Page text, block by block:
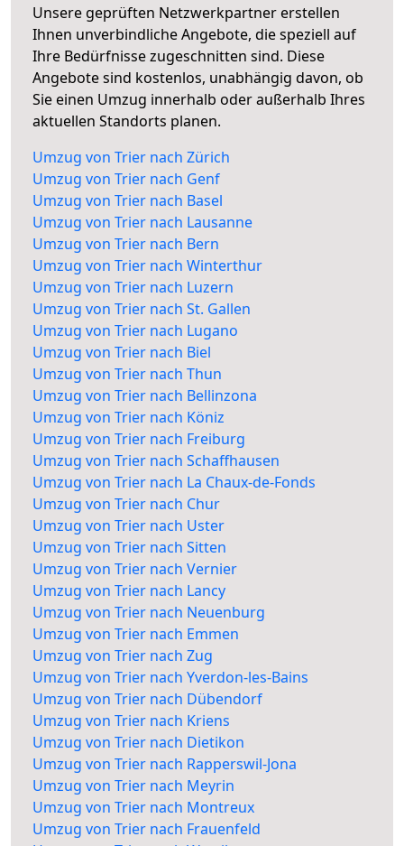
Unsere geprüften Netzwerkpartner erstellen
Ihnen unverbindliche Angebote, die speziell auf
Ihre Bedürfnisse zugeschnitten sind. Diese
Angebote sind kostenlos, unabhängig davon, ob
Sie einen Umzug innerhalb oder außerhalb Ihres
aktuellen Standorts planen.
Umzug von Trier nach Zürich
Umzug von Trier nach Genf
Umzug von Trier nach Basel
Umzug von Trier nach Lausanne
Umzug von Trier nach Bern
Umzug von Trier nach Winterthur
Umzug von Trier nach Luzern
Umzug von Trier nach St. Gallen
Umzug von Trier nach Lugano
Umzug von Trier nach Biel
Umzug von Trier nach Thun
Umzug von Trier nach Bellinzona
Umzug von Trier nach Köniz
Umzug von Trier nach Freiburg
Umzug von Trier nach Schaffhausen
Umzug von Trier nach La Chaux-de-Fonds
Umzug von Trier nach Chur
Umzug von Trier nach Uster
Umzug von Trier nach Sitten
Umzug von Trier nach Vernier
Umzug von Trier nach Lancy
Umzug von Trier nach Neuenburg
Umzug von Trier nach Emmen
Umzug von Trier nach Zug
Umzug von Trier nach Yverdon-les-Bains
Umzug von Trier nach Dübendorf
Umzug von Trier nach Kriens
Umzug von Trier nach Dietikon
Umzug von Trier nach Rapperswil-Jona
Umzug von Trier nach Meyrin
Umzug von Trier nach Montreux
Umzug von Trier nach Frauenfeld